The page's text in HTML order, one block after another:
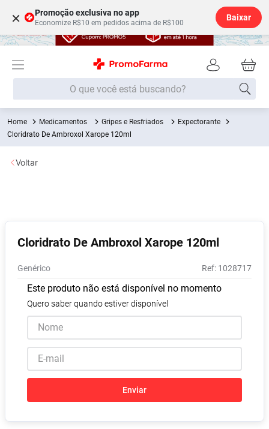
× Promoção exclusiva no app
Economize R$10 em pedidos acima de R$100
Baixar
O que você está buscando?
Medicamentos Gripes e Resfriados
Expectorante
Cloridrato De Ambroxol Xarope 120ml
Cloridrato De Ambroxol Xarope 120ml
Genérico : 1028717
Este produto não está disponível no momento
Quero saber quando estiver disponível
Enviar
Voltar
Termos mais buscados
1º Fralda
2
6º Shampoo
7º
8 Vitamina D
9º Absorvente
10 º